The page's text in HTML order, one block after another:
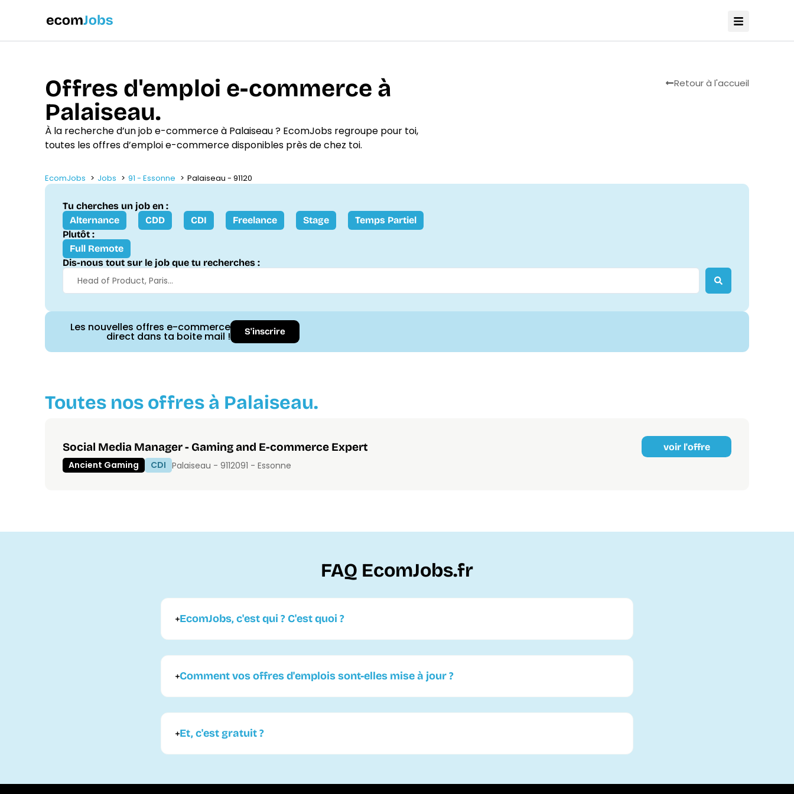
Offres d'emploi e-commerce à
Palaiseau.
À la recherche d’un job e-commerce à Palaiseau ? EcomJobs regroupe pour toi,
toutes les offres d’emploi e-commerce disponibles près de chez toi.
Retour à l'accueil
EcomJobs Jobs 91 - Essonne Palaiseau - 91120
Tu cherches un job en :
Alternance
CDD CDI Freelance Stage
Temps Partiel
Plutôt :
Full Remote
Dis-nous tout sur le job que tu recherches :
Les nouvelles offres e-commerce
direct dans ta boite mail ! S'inscrire
Toutes nos offres à Palaiseau.
Social Media Manager - Gaming and E-commerce Expert voir l'offre
Ancient Gaming CDI Palaiseau - 9112091 - Essonne
FAQ EcomJobs.fr
EcomJobs, c'est qui ? C'est quoi ?
Comment vos offres d'emplois sont-elles mise à jour ?
Et, c'est gratuit ?